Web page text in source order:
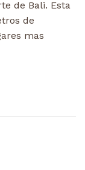
de Bali. Esta
de
mas